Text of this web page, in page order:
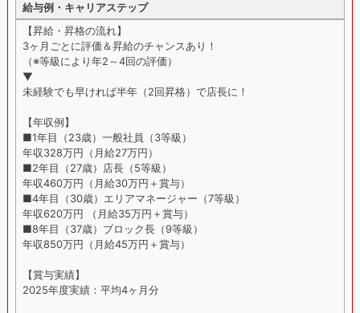
給与例・キャリアステップ
【昇給・昇格の流れ】
3ヶ月ごとに評価＆昇給のチャンスあり！
（※等級により年2～4回の評価）
▼
未経験でも早ければ半年（2回昇格）で店長に！
【年収例】
■1年目（23歳）一般社員（3等級）
年収328万円（月給27万円）
■2年目（27歳）店長（5等級）
年収460万円（月給30万円＋賞与）
■4年目（30歳）エリアマネージャー（7等級）
年収620万円 （月給35万円＋賞与）
■8年目（37歳）ブロック長（9等級）
年収850万円（月給45万円＋賞与）
【賞与実績】
2025年度実績：平均4ヶ月分